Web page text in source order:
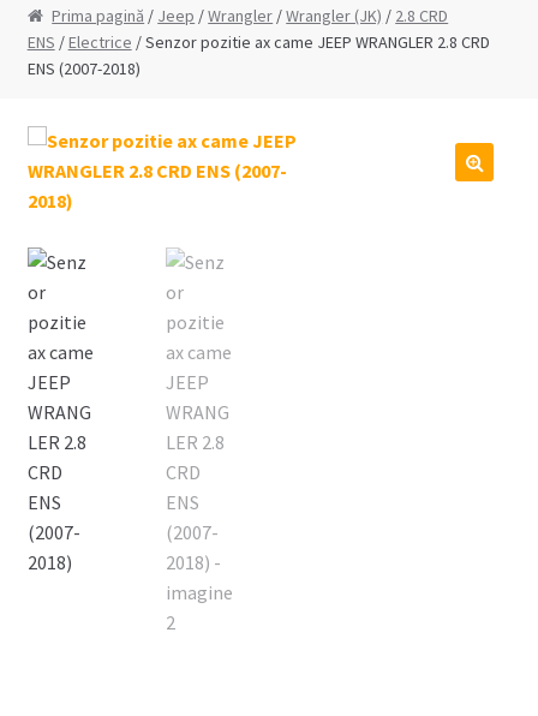
Contact
Coș
Plată
Politica COOKIE
Politica de confidentialitate
Serviciile Noastre
Prima pagină / Jeep /Wrangler /Wrangler (JK) / 2.8 CRD
ENS /Electrice / Senzor pozitie ax came JEEP WRANGLER 2.8 CRD
ENS (2007-2018)